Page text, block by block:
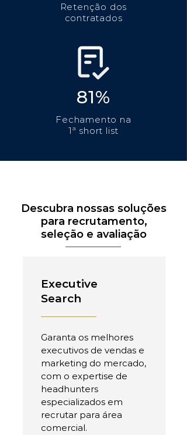
Retenção dos
contratados
81%
Fechamento na
1ª short list
Descubra nossas soluções
para recrutamento,
seleção e avaliação
Executive
Search
Garanta os melhores
executivos de vendas e
marketing do mercado,
com o expertise de
headhunters
especializados em
recrutar para área
comercial.